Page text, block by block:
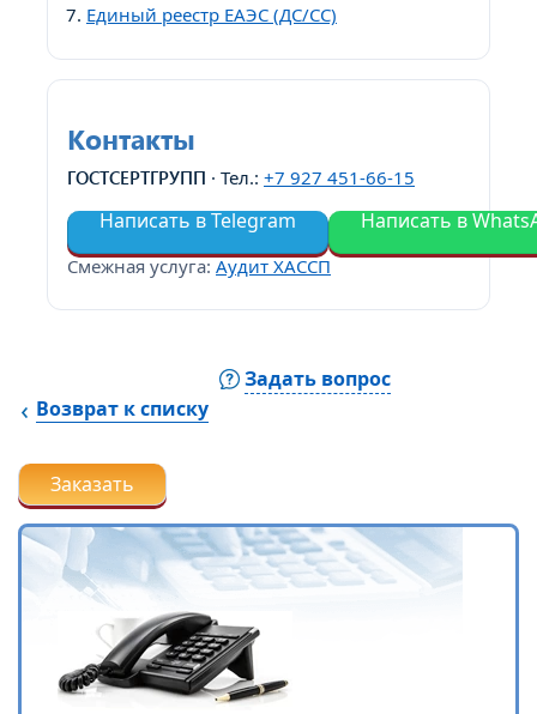
Единый реестр ЕАЭС (ДС/СС)
Контакты
ГОСТСЕРТГРУПП · Тел.: +7 927 451-66-15
Написать в Telegram Написать в
Смежная услуга:Аудит ХАССП
Возврат к списку
Задать вопрос
Заказать